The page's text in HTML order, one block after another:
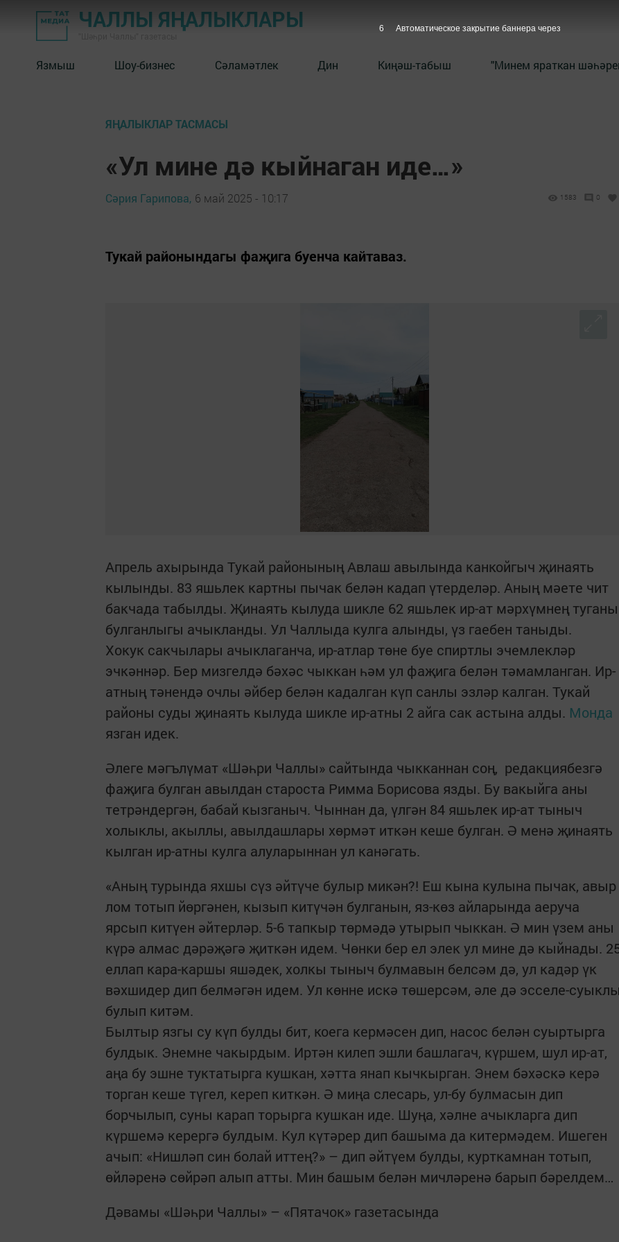
ЧАЛЛЫ ЯҢАЛЫКЛАРЫ
Язмыш Шоу-бизнес Сәламәтлек Дин Киңәш-табыш "Минем яраткан
ЯҢАЛЫКЛАР ТАСМАСЫ
«Ул мине дә кыйнаган иде…»
Сәрия Гарипова, 6 май 2025 - 10:17 1583 0
Тукай районындагы фаҗига буенча кайтаваз.
Апрель ахырында Тукай районының Авлаш авылында канкойгыч җинаять
кылынды. 83 яшьлек картны пычак белән кадап үтерделәр. Аның мәете чит
бакчада табылды. Җинаять кылуда шикле 62 яшьлек ир-ат мәрхүмнең туганы
булганлыгы ачыкланды. Ул Чаллыда кулга алынды, үз гаебен таныды.
Хокук сакчылары ачыклаганча, ир-атлар төне буе спиртлы эчемлекләр
эчкәннәр. Бер мизгелдә бәхәс чыккан һәм ул фаҗига белән тәмамланган. Ир-
атның тәнендә очлы әйбер белән кадалган күп санлы эзләр калган. Тукай
районы суды җинаять кылуда шикле ир-атны 2 айга сак астына алды. Монда
язган идек.
Әлеге мәгълүмат «Шәһри Чаллы» сайтында чыкканнан соң, редакциябезгә
фаҗига булган авылдан староста Римма Борисова язды. Бу вакыйга аны
тетрәндергән, бабай кызганыч. Чыннан да, үлгән 84 яшьлек ир-ат тыныч
холыклы, акыллы, авылдашлары хөрмәт иткән кеше булган. Ә менә җинаять
кылган ир-атны кулга алуларыннан ул канәгать.
«Аның турында яхшы сүз әйтүче булыр микән?! Еш кына кулына пычак, авыр
лом тотып йөргәнен, кызып китүчән булганын, яз-көз айларында аеруча
ярсып китүен әйтерләр. 5-6 тапкыр төрмәдә утырып чыккан. Ә мин үзем аны
күрә алмас дәрәҗәгә җиткән идем. Чөнки бер ел элек ул мине дә кыйнады.
еллап кара-каршы яшәдек, холкы тыныч булмавын белсәм дә, ул кадәр үк
вәхшидер дип белмәгән идем. Ул көнне искә төшерсәм, әле дә эсселе-суыклы
булып китәм.
Былтыр язгы су күп булды бит, коега кермәсен дип, насос белән суыртырга
булдык. Энемне чакырдым. Иртән килеп эшли башлагач, күршем, шул ир-ат,
аңа бу эшне туктатырга кушкан, хәтта янап кычкырган. Энем бәхәскә керә
торган кеше түгел, кереп киткән. Ә миңа слесарь, ул-бу булмасын дип
борчылып, суны карап торырга кушкан иде. Шуңа, хәлне ачыкларга дип
күршемә керергә булдым. Кул күтәрер дип башыма да китермәдем. Ишеген
ачып: «Нишләп син болай иттең?» – дип әйтүем булды, курткамнан тотып,
өйләренә сөйрәп алып атты. Мин башым белән мичләренә барып бәрелдем…
Дәвамы «Шәһри Чаллы» – «Пятачок» газетасында
5 Автоматическое закрытие баннера через